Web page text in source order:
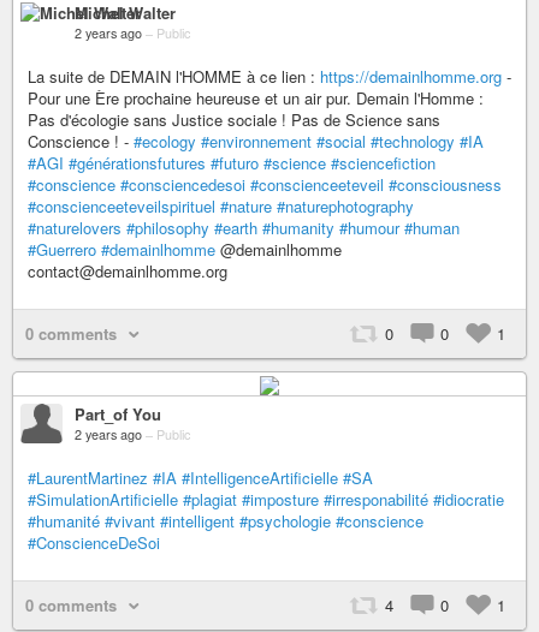
Michel Walter
2 years ago – Public
La suite de DEMAIN l'HOMME à ce lien : https://demainlhomme.org -
Pour une Ère prochaine heureuse et un air pur. Demain l'Homme :
Pas d'écologie sans Justice sociale ! Pas de Science sans
Conscience ! - #ecology #environnement #social #technology #IA
#AGI #générationsfutures #futuro #science #sciencefiction
#conscience #consciencedesoi #conscienceeteveil #consciousness
#conscienceeteveilspirituel #nature #naturephotography
#naturelovers #philosophy #earth #humanity #humour #human
#Guerrero #demainlhomme @demainlhomme
contact@demainlhomme.org
0 comments 0 0 1
Part_of You
2 years ago – Public
#LaurentMartinez #IA #IntelligenceArtificielle #SA
#SimulationArtificielle #plagiat #imposture #irresponabilité #idiocratie
#humanité #vivant #intelligent #psychologie #conscience
#ConscienceDeSoi
0 comments 4 0 1